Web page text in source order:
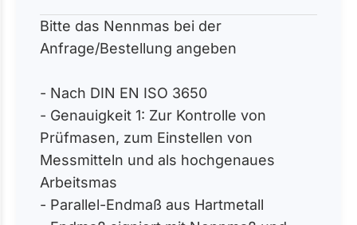
Bitte das Nennmas bei der
Anfrage/Bestellung angeben
- Nach DIN EN ISO 3650
- Genauigkeit 1: Zur Kontrolle von
Prüfmasen, zum Einstellen von
Messmitteln und als hochgenaues
Arbeitsmas
- Parallel-Endmaß aus Hartmetall